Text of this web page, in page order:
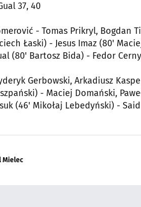
37, 40
- Tomas Prikryl, Bogdan
Łaski) - Jesus Imaz (80'
(80' Bartosz Bida) - Fedor
Gerbowski, Arkadiusz
- Maciej Domański,
(46' Mikołaj Lebedyński) -
Mielec